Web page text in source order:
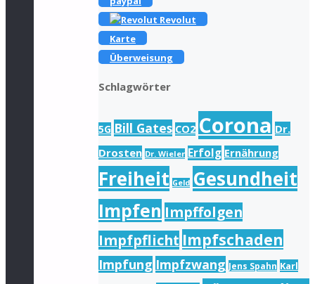
Revolut
Karte
Überweisung
Schlagwörter
5G Bill Gates CO2 Corona Dr.
Drosten Dr. Wieler Erfolg Ernährung
Freiheit Geld Gesundheit
Impfen Impffolgen
Impfpflicht Impfschaden
Impfung Impfzwang Jens Spahn Karl